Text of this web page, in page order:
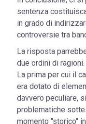
sentenza
in grado di
controversie tra
La risposta
due ordini di ragioni.
La prima per cui il
era dotato di
davvero peculiare,
problematiche
momento "storico"